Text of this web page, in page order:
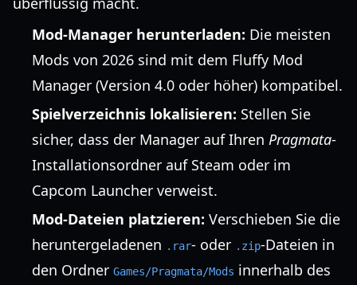
Mod-Manager herunterladen: Die meisten
Mods von 2026 sind mit dem Fluffy Mod
Manager (Version 4.0 oder höher) kompatibel.
Spielverzeichnis lokalisieren: Stellen Sie
sicher, dass der Manager auf Ihren Pragmata-
Installationsordner auf Steam oder im
Capcom Launcher verweist.
Mod-Dateien platzieren: Verschieben Sie die
heruntergeladenen .rar- oder .zip-Dateien in
den Ordner Games/Pragmata/Mods innerhalb des